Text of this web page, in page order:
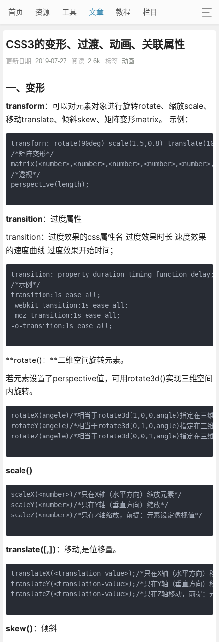
首页 资源 工具 文章 教程 栏目
CSS3的变形、过渡、动画、关联属性
更新日期: 2019-07-27 阅读: 2.6k 标签: 动画
一、变形
transform ：可以对元素对象进行旋转rotate、缩放scale、
移动translate、倾斜skew、矩阵变形matrix。 示例：
transform: rotate(90deg) scale(1.5,0.8)
/*矩阵变形*/
/*透视*/
perspective(length);
transition ：过度属性
transition：过度效果的css属性名 过度效果时长 速度效果
的速度曲线 过度效果开始时间；
transition: property duration timing-function delay;
/*示例*/
transition:1s ease all;
-webkit-tansition:1s ease all;
-moz-transition:1s ease all;
-o-transition:1s ease all;
**rotate()：**二维空间旋转元素。
若元素设置了perspective值，可用rotate3d()实现三维空间
内旋转。
rotateX(angele)/*相当于rotate3d(1,0,0,angle)指定在三维空
rotateY(angele)/*相当于rotate3d(0,1,0,angle)指定在三维空
rotateZ(angele)/*相当于rotate3d(0,0,1,angle)指定在三维空
scale()
scaleX(<number>)/*只在X轴（水平方向）缩放元素*/
scaleY(<number>)/*只在Y轴（垂直方向）缩放*/
scaleZ(<number>)/*只在Z轴缩放，前提：元素设定透视值*/
translate([,]) ：移动,是位移量。
translateX(<translation-value>);/*只在X轴（水平方向）移
translateY(<translation-value>);/*只在Y轴（垂直方向）移
translateZ(<translation-value>);/*只在Z轴移动，前提：元
skew() ：倾斜